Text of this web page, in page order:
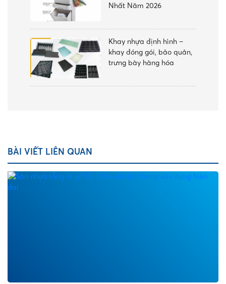
Nhất Năm 2026
Khay nhựa định hình –
khay đóng gói, bảo quản,
trưng bày hàng hóa
BÀI VIẾT LIÊN QUAN